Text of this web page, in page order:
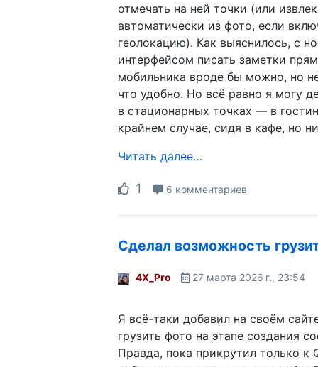
отмечать на ней точки (или
автоматически из фото, если
геолокацию). Как выяснилось, с
интерфейсом писать заметки
мобильника вроде бы можно, но
что удобно. Но всё равно я могу
в стационарных точках — в
крайнем случае, сидя в кафе, но
Читать далее…
1 6 комментариев
Сделал возможность
4X_Pro 27 марта 2026 г., 23:54
Я всё-таки добавил на своём
грузить фото на этапе создания
Правда, пока прикрутил только к